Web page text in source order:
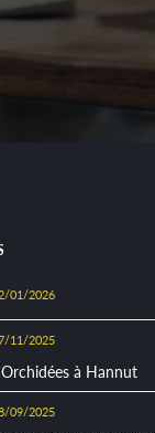
01/2026
11/2025
Orchidées à Hannut
09/2025